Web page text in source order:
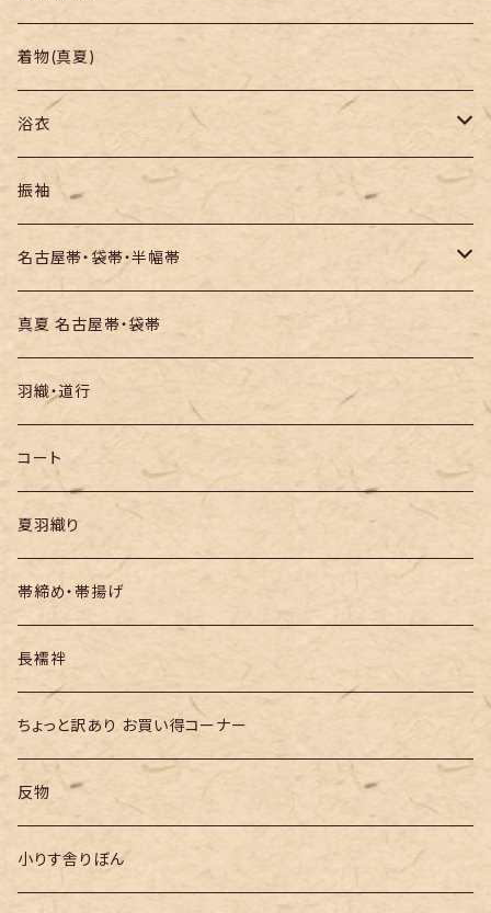
羽織り・道行
色無地・江戸小紋
紬
訪問着・付下
お召し
着物(真夏)
浴衣
セオα・ポリ
木綿・綿麻
絞りの浴衣
振袖
名古屋帯・袋帯・半幅帯
名古屋帯
袋帯
半幅帯
真夏 名古屋帯・袋帯
羽織・道行
コート
夏羽織り
帯締め・帯揚げ
長襦袢
ちょっと訳あり お買い得コーナー
反物
小りす舎りぼん